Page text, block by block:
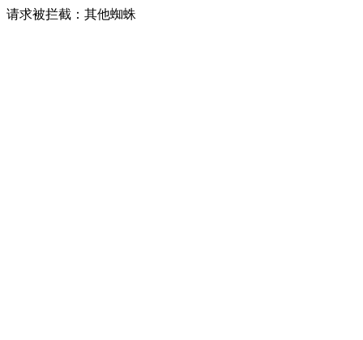
请求被拦截：其他蜘蛛